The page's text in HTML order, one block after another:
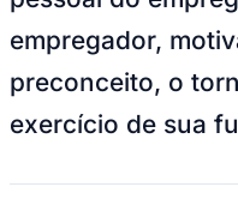
empregador,
preconceito, o
exercício de sua